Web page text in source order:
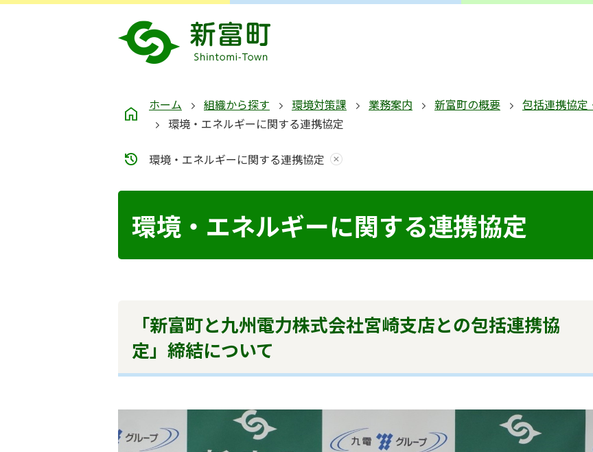
ホーム 組織から探す 環境対策課 業務案内 新富町の概要
包括連携協定
環境・エネルギーに関する連携協定
環境・エネルギーに関する連携協定
環境・エネルギーに関する連携協定
「新富町と九州電力株式会社宮崎支店との包括連携協
定」締結について